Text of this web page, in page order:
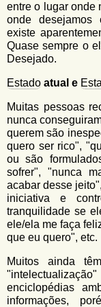
entre o lugar onde
onde desejamos
existe
Quase sempre o
Desejado.
Estado atual e
Muitas pessoas
nunca
querem são
quero ser rico",
ou são
sofrer", "nunca
acabar desse
iniciativa e
tranquilidade se
ele/ela me faça
que eu quero", etc.
Muitos ainda
enciclopédias
informações,